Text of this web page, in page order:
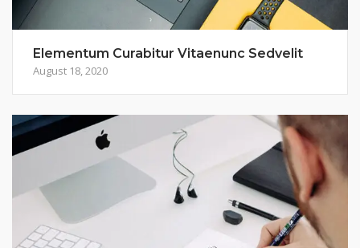
Elementum Curabitur Vitaenunc Sedvelit
August 18, 2020